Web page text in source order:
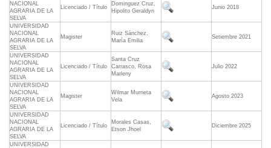
NACIONAL
AGRARIA DE LA
SELVA
Licenciado / Título
Dominguez Cruz,
Hipolito Geraldyn
Junio 2018
UNIVERSIDAD
NACIONAL
AGRARIA DE LA
SELVA
Magister
Ruiz Sánchez,
María Emilia
Setiembre 2021
UNIVERSIDAD
NACIONAL
AGRARIA DE LA
SELVA
Licenciado / Título
Santa Cruz
Carrasco, Rosa
Marleny
Julio 2022
UNIVERSIDAD
NACIONAL
AGRARIA DE LA
SELVA
Magister
Wilmar Murrieta
Vela
Agosto 2023
UNIVERSIDAD
NACIONAL
AGRARIA DE LA
SELVA
Licenciado / Título
Morales Casas,
Etson Jhoel
Diciembre 2025
UNIVERSIDAD